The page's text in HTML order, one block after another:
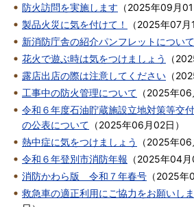
防火訪問を実施します （2025年09月01
製品火災に気を付けて！
（2025年07月
新消防庁舎の紹介パンフレットについて
花火で遊ぶ時は気をつけましょう
（
露店出店の際は注意してください （
工事中の防火管理について （2025年06
令和６年度石油貯蔵施設立地対策等交
の公表について （2025年06月02日 ）
熱中症に気をつけましょう
（2025年06
令和６年登別市消防年報 （2025年04月
消防かわら版 令和７年春号 （2025年
救急車の適正利用にご協力をお願いし